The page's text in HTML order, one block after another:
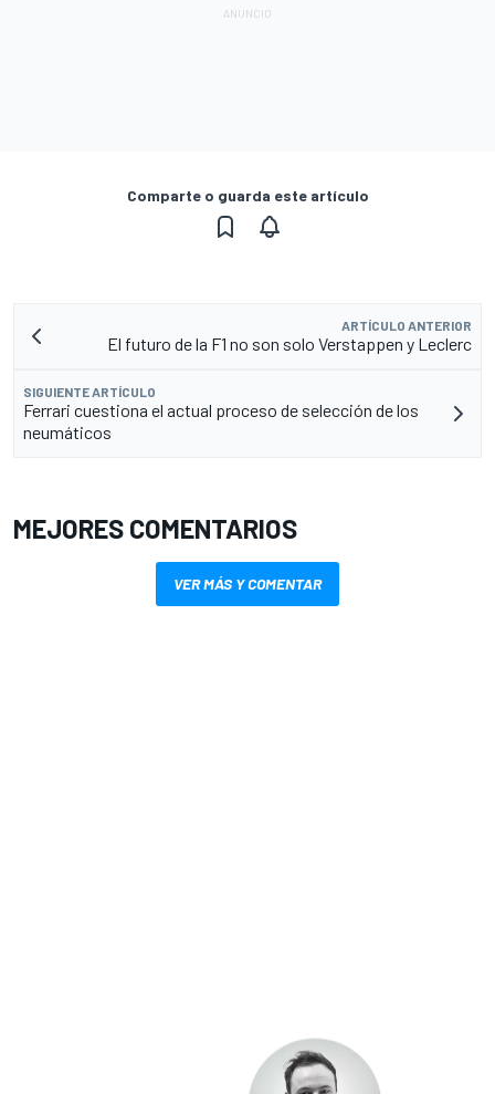
Comparte o guarda este artículo
ARTÍCULO ANTERIOR
El futuro de la F1 no son solo Verstappen y Leclerc
SIGUIENTE ARTÍCULO
Ferrari cuestiona el actual proceso de selección de los
neumáticos
MEJORES COMENTARIOS
VER MÁS Y COMENTAR